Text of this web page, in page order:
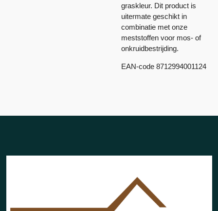
graskleur. Dit product is
uitermate geschikt in
combinatie met onze
meststoffen voor mos- of
onkruidbestrijding.
EAN-code 8712994001124